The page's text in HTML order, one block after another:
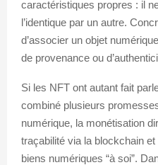
caractéristiques propres : il
l’identique par un autre.
d’associer un objet
de provenance ou
Si les NFT ont autant fait
combiné plusieurs
numérique, la monétisation
traçabilité via la blockchain et
biens numériques “à soi”.